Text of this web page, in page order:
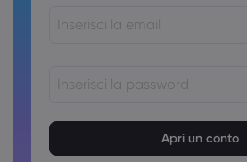
Le password devono contenere